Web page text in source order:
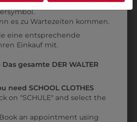
€ 80,90
ANGESEHEN
bzw. im
Geschäft: Termin buchen
es zu Wartezeiten kommen.
eine entsprechende
Einkauf mit.
gesamte DER WALTER
need SCHOOL CLOTHES
on "SCHULE" and select the
an appointment using